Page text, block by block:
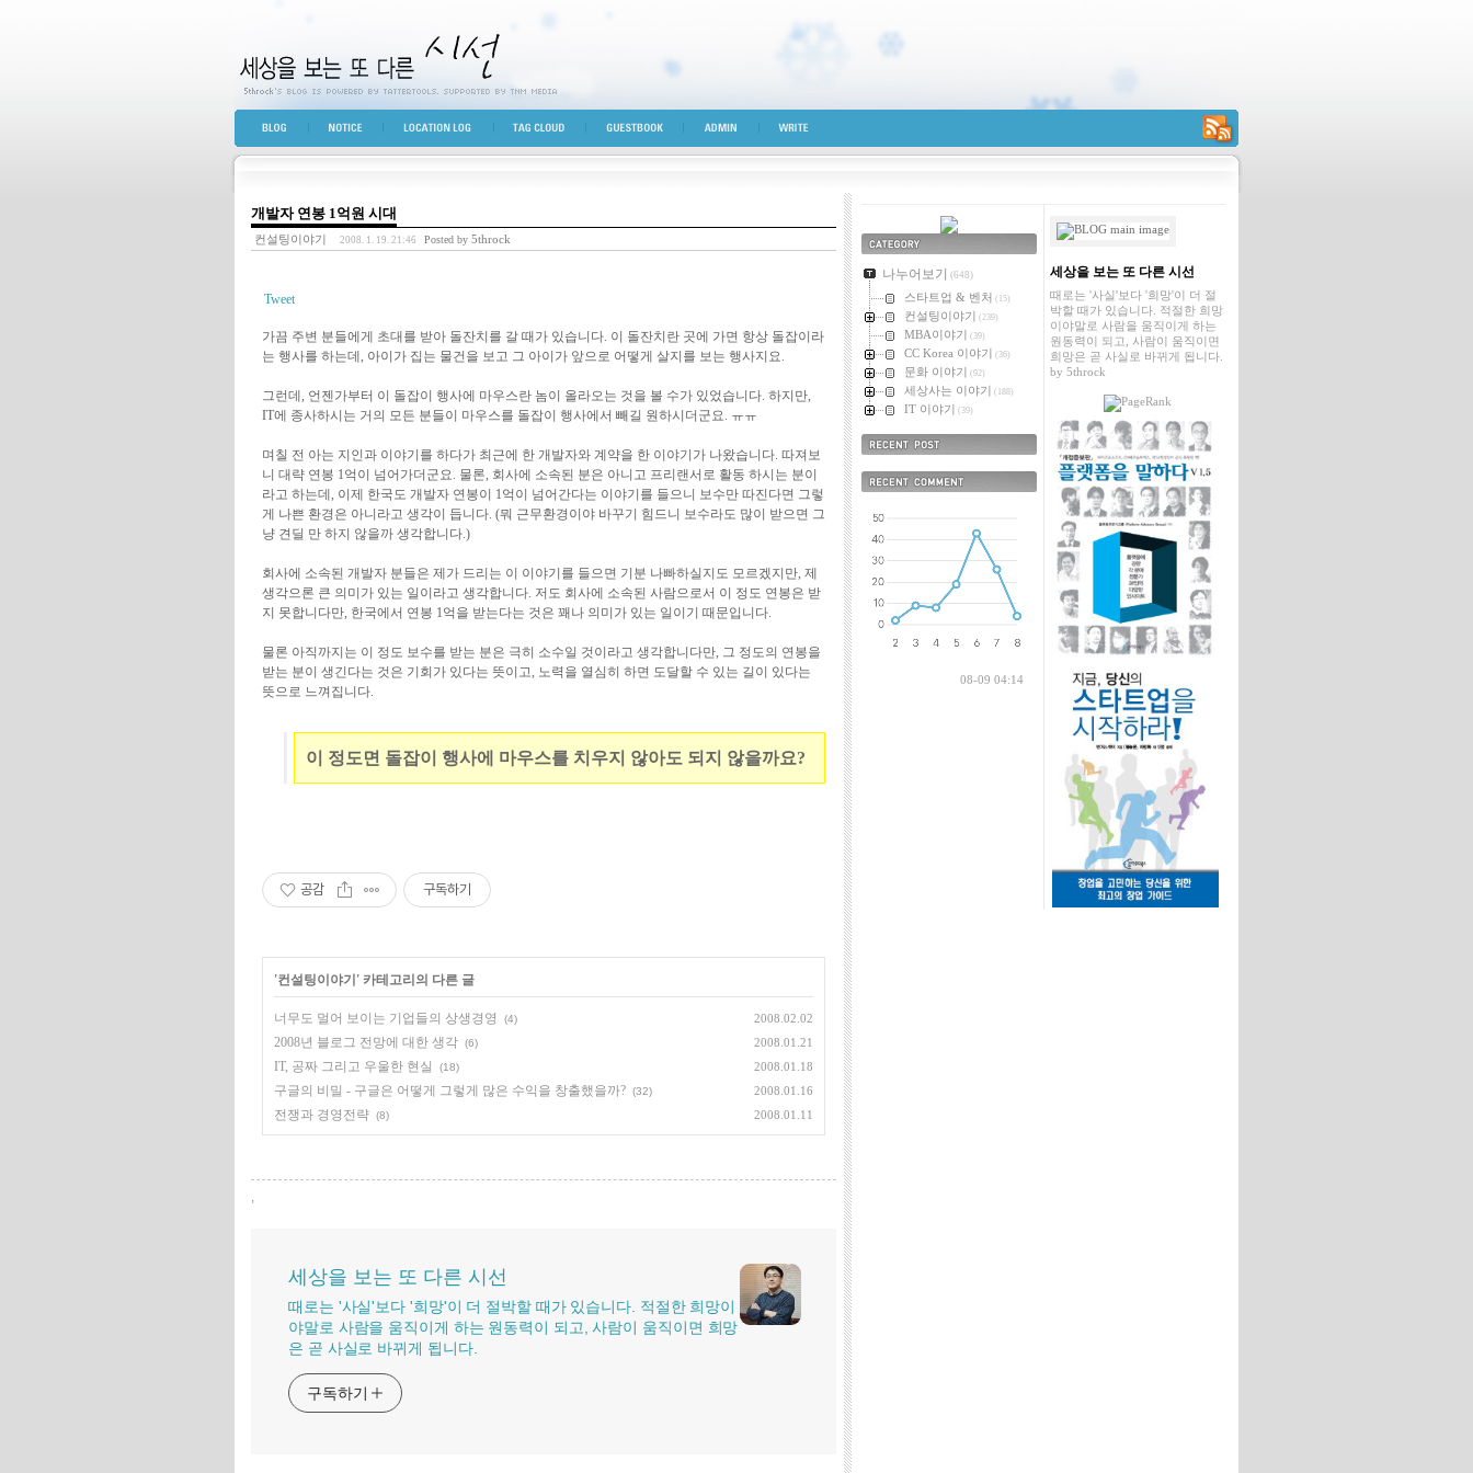
세상을 보는 또 다른 시선
BLOG TOP NOTICE LOCATION LOG TAG CLOUD GUESTBOOK ADMIN WRITE RSS
개발자 연봉 1억원 시대
컨설팅이야기 2008. 1. 19. 21:46 Posted by 5throck
Tweet
가끔 주변 분들에게 초대를 받아 돌잔치를 갈 때가 있습니다. 이 돌잔치란 곳에 가면 항상 돌잡이라
는 행사를 하는데, 아이가 집는 물건을 보고 그 아이가 앞으로 어떻게 살지를 보는 행사지요.
그런데, 언젠가부터 이 돌잡이 행사에 마우스란 놈이 올라오는 것을 볼 수가 있었습니다. 하지만,
IT에 종사하시는 거의 모든 분들이 마우스를 돌잡이 행사에서 빼길 원하시더군요. ㅠㅠ
며칠 전 아는 지인과 이야기를 하다가 최근에 한 개발자와 계약을 한 이야기가 나왔습니다. 따져보
니 대략 연봉 1억이 넘어가더군요. 물론, 회사에 소속된 분은 아니고 프리랜서로 활동 하시는 분이
라고 하는데, 이제 한국도 개발자 연봉이 1억이 넘어간다는 이야기를 들으니 보수만 따진다면 그렇
게 나쁜 환경은 아니라고 생각이 듭니다. (뭐 근무환경이야 바꾸기 힘드니 보수라도 많이 받으면 그
냥 견딜 만 하지 않을까 생각합니다.)
회사에 소속된 개발자 분들은 제가 드리는 이 이야기를 들으면 기분 나빠하실지도 모르겠지만, 제
생각으론 큰 의미가 있는 일이라고 생각합니다. 저도 회사에 소속된 사람으로서 이 정도 연봉은 받
지 못합니다만, 한국에서 연봉 1억을 받는다는 것은 꽤나 의미가 있는 일이기 때문입니다.
물론 아직까지는 이 정도 보수를 받는 분은 극히 소수일 것이라고 생각합니다만, 그 정도의 연봉을
받는 분이 생긴다는 것은 기회가 있다는 뜻이고, 노력을 열심히 하면 도달할 수 있는 길이 있다는
뜻으로 느껴집니다.
이 정도면 돌잡이 행사에 마우스를 치우지 않아도 되지 않을까요?
공감 구독하기
'컨설팅이야기 ' 카테고리의 다른 글
너무도 멀어 보이는 기업들의 상생경영 (4) 2008.02.02
2008년 블로그 전망에 대한 생각 (6) 2008.01.21
IT, 공짜 그리고 우울한 현실 (18) 2008.01.18
구글의 비밀 - 구글은 어떻게 그렇게 많은 수익을 창출했을까? (32) 2008.01.16
전쟁과 경영전략 (8) 2008.01.11
,
세상을 보는 또 다른 시선
때로는 '사실'보다 '희망'이 더 절박할 때가 있습니다. 적절한 희망이
야말로 사람을 움직이게 하는 원동력이 되고, 사람이 움직이면 희망
은 곧 사실로 바뀌게 됩니다.
구독하기
카테고리
나누어보기 (648)
스타트업 & 벤처 (15)
컨설팅이야기 (239)
MBA이야기 (39)
CC Korea 이야기 (36)
문화 이야기 (92)
세상사는 이야기 (188)
IT 이야기 (39)
08-09 04:14
세상을 보는 또 다른 시선
때로는 '사실'보다 '희망'이 더 절
박할 때가 있습니다. 적절한 희망
이야말로 사람을 움직이게 하는
원동력이 되고, 사람이 움직이면
희망은 곧 사실로 바뀌게 됩니다.
by 5throck